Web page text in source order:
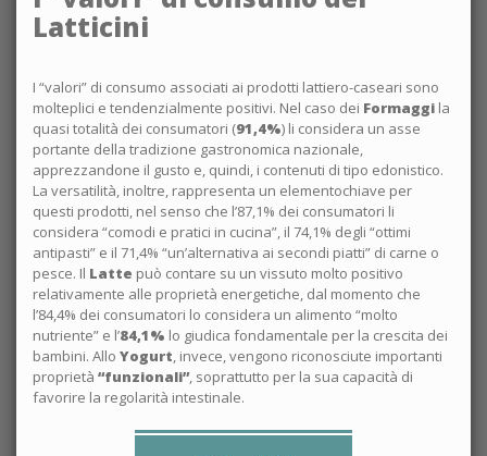
Latticini
I “valori” di consumo associati ai prodotti lattiero-caseari sono
molteplici e tendenzialmente positivi. Nel caso dei Formaggi la
quasi totalità dei consumatori (91,4%) li considera un asse
portante della tradizione gastronomica nazionale,
apprezzandone il gusto e, quindi, i contenuti di tipo edonistico.
La versatilità, inoltre, rappresenta un elementochiave per
questi prodotti, nel senso che l’87,1% dei consumatori li
considera “comodi e pratici in cucina”, il 74,1% degli “ottimi
antipasti” e il 71,4% “un’alternativa ai secondi piatti” di carne o
pesce. Il Latte può contare su un vissuto molto positivo
relativamente alle proprietà energetiche, dal momento che
l’84,4% dei consumatori lo considera un alimento “molto
nutriente” e l’84,1% lo giudica fondamentale per la crescita dei
bambini. Allo Yogurt, invece, vengono riconosciute importanti
proprietà “funzionali”, soprattutto per la sua capacità di
favorire la regolarità intestinale.